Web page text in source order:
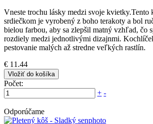
Vneste trochu lásky medzi svoje kvietky.Tento
srdiečkom je vyrobený z boho terakoty a bol
bielou farbou, aby sa zlepšil matný vzhľad, čo
rozdiely medzi jednotlivými dizajnmi.
pestovanie malých až stredne veľkých rastlín.
€ 11.44
Vložiť do košíka
Počet:
+ -
Odporúčame